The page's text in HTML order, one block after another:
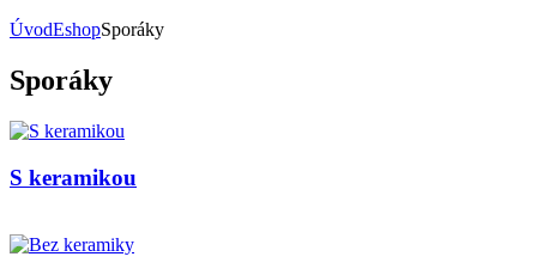
ÚvodEshopSporáky
Sporáky
S keramikou